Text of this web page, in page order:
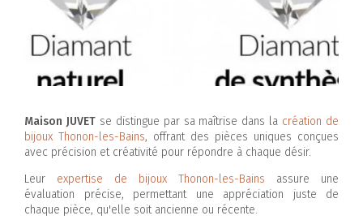
Maison JUVETse distingue par sa maîtrise dans la création de
bijoux Thonon-les-Bains, offrant des pièces uniques conçues
avec précision et créativité pour répondre à chaque désir.
Leur expertise de bijoux Thonon-les-Bains assure une
évaluation précise, permettant une appréciation juste de
chaque pièce, qu'elle soit ancienne ou récente.